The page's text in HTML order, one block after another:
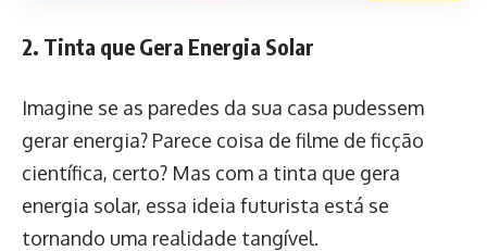
2. Tinta que Gera Energia Solar
Imagine se as paredes da sua casa pudessem
gerar energia? Parece coisa de filme de ficção
científica, certo? Mas com a tinta que gera
energia solar, essa ideia futurista está se
tornando uma realidade tangível.